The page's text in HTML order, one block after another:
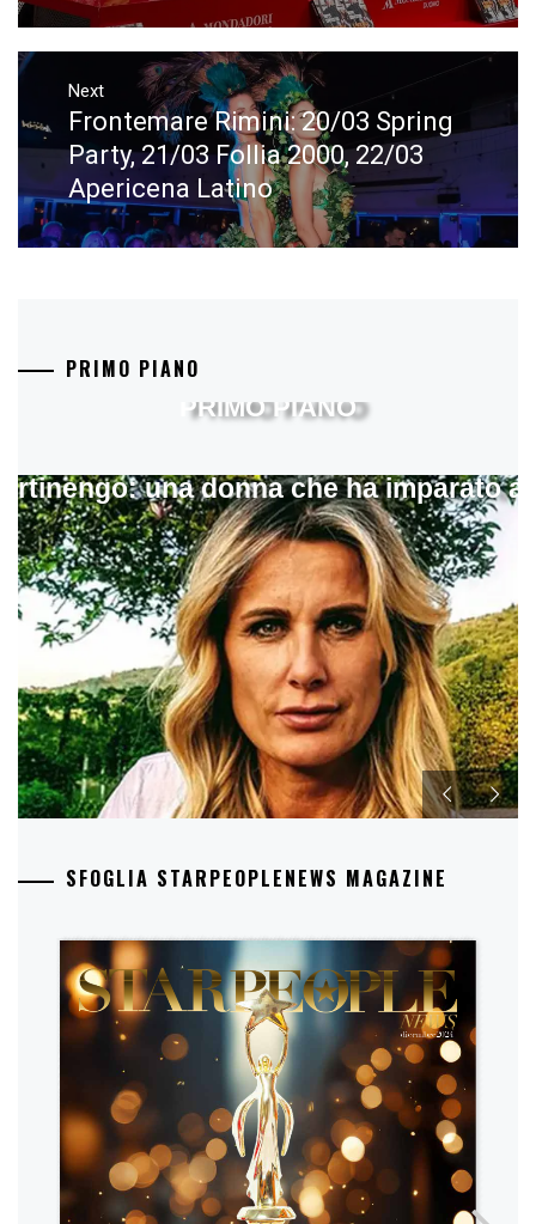
Next
Next
post:
Frontemare Rimini: 20/03 Spring
Party, 21/03 Follia 2000, 22/03
Apericena Latino
PRIMO PIANO
una donna che ha imparato a
PRIMO PIANO
SFOGLIA STARPEOPLENEWS MAGAZINE